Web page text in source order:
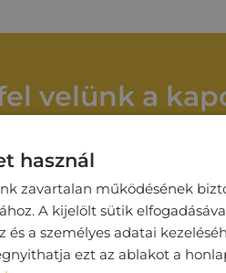
velünk a
Telefonszám*
használ
zavartalan működésének
A kijelölt sütik
és a személyes adatai
ezt az ablakot a